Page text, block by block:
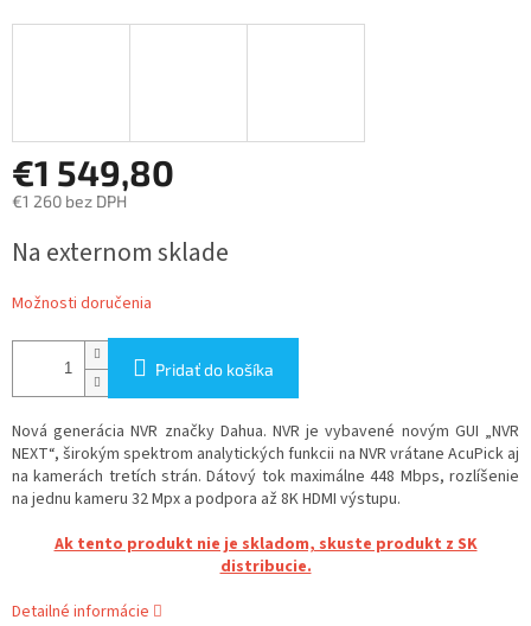
€1 549,80
€1 260 bez DPH
cena:
Na externom sklade
Možnosti doručenia
Pridať do košíka
Nová generácia NVR značky Dahua. NVR je vybavené novým GUI „NVR
NEXT“, širokým spektrom analytických funkcii na NVR vrátane AcuPick aj
na kamerách tretích strán. Dátový tok maximálne 448 Mbps, rozlíšenie
na jednu kameru 32 Mpx a podpora až 8K HDMI výstupu.
Ak tento produkt nie je skladom, skuste produkt z SK
distribucie.
Detailné informácie